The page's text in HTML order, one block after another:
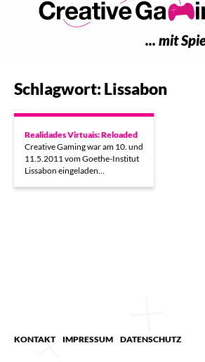
... mit
Schlagwort: Lissabon
Realidades Virtuais: Reloaded
Creative Gaming war am 10. und
11.5.2011 vom Goethe-Institut
Lissabon eingeladen…
KONTAKT IMPRESSUM DATENSCHUTZ